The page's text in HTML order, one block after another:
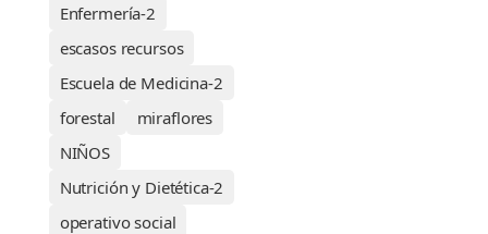
Enfermería-2
escasos recursos
Escuela de Medicina-2
forestal
miraflores
NIÑOS
Nutrición y Dietética-2
operativo social